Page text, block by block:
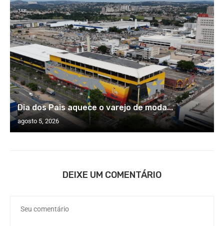
Dia dos Pais aquece o varejo de moda...
agosto 5, 2026
DEIXE UM COMENTÁRIO